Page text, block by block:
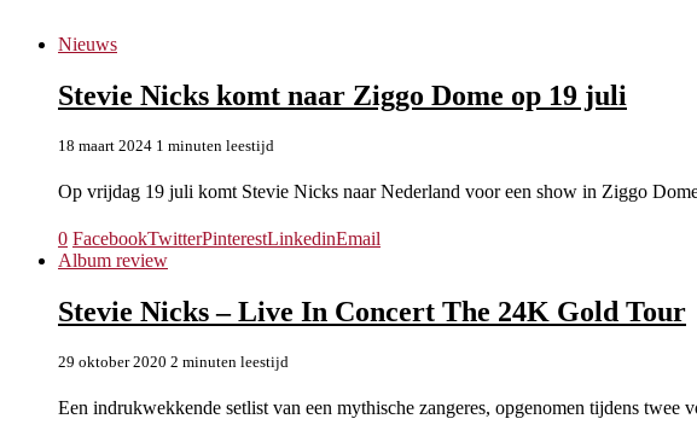
Nieuws
Stevie Nicks komt naar Ziggo Dome op 19 juli
18 maart 2024 1 minuten leestijd
Op vrijdag 19 juli komt Stevie Nicks naar Nederland voor een show in Ziggo
0 FacebookTwitterPinterestLinkedinEmail
Album review
Stevie Nicks – Live In Concert The 24K Gold Tour
29 oktober 2020 2 minuten leestijd
Een indrukwekkende setlist van een mythische zangeres, opgenomen tijdens